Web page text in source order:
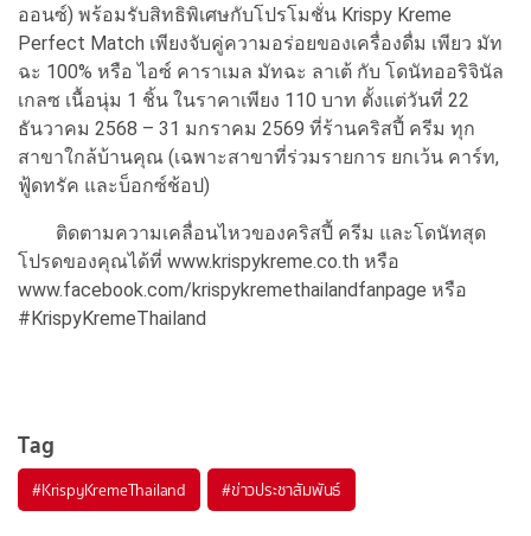
ออนซ์) พร้อมรับสิทธิพิเศษกับโปรโมชั่น Krispy Kreme
Perfect Match เพียงจับคู่ความอร่อยของเครื่องดื่ม เพียว มัท
ฉะ 100% หรือ ไอซ์ คาราเมล มัทฉะ ลาเต้ กับ โดนัทออริจินัล
เกลซ เนื้อนุ่ม 1 ชิ้น ในราคาเพียง 110 บาท ตั้งแต่วันที่ 22
ธันวาคม 2568 – 31 มกราคม 2569 ที่ร้านคริสปี้ ครีม ทุก
สาขาใกล้บ้านคุณ (เฉพาะสาขาที่ร่วมรายการ ยกเว้น คาร์ท,
ฟู้ดทรัค และบ็อกซ์ช้อป)
ติดตามความเคลื่อนไหวของคริสปี้ ครีม และโดนัทสุด
โปรดของคุณได้ที่ www.krispykreme.co.th หรือ
www.facebook.com/krispykremethailandfanpage หรือ
#KrispyKremeThailand
Tag
#KrispyKremeThailand #ข่าวประชาสัมพันธ์